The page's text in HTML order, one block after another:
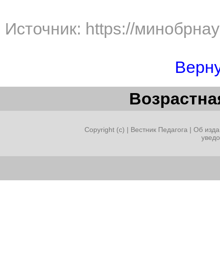
Источник: https://
Copyright (c) | Вестник Педагога | Об